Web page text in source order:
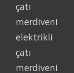
çatı
merdiveni
elektrikli
çatı
merdiveni